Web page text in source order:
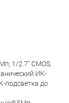
1/2.7" CMOS;
ИК-
подсветка до